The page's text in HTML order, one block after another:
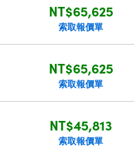
NT$65,625
索取報價單
NT$65,625
索取報價單
NT$45,813
索取報價單